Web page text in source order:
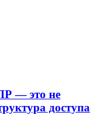
— это не
доступа